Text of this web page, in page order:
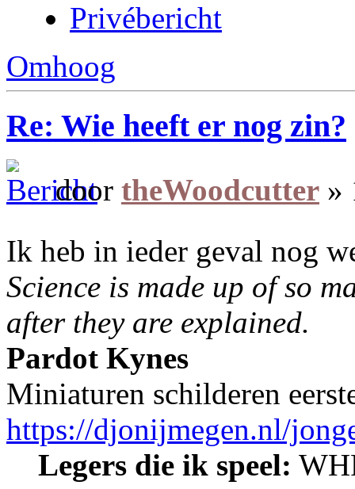
Privébericht
Omhoog
Re: Wie heeft er nog zin?
door theWoodcutter »
Ik heb in ieder geval nog
Science is made up of so
after they are explained.
Pardot Kynes
Miniaturen schilderen
https://djonijmegen.nl/
Legers die ik speel: